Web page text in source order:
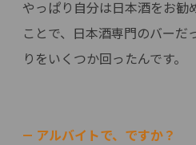
やっぱり自分は日本酒をお勧
ことで、日本酒専門のバーだ
りをいくつか回ったんです。
— アルバイトで、ですか？